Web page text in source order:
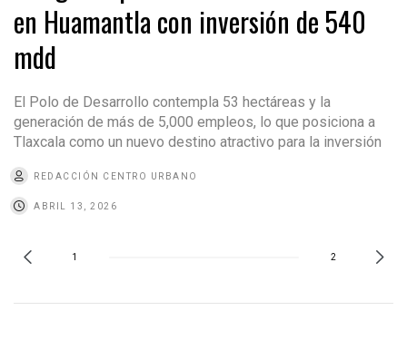
en Huamantla con inversión de 540
mdd
El Polo de Desarrollo contempla 53 hectáreas y la
generación de más de 5,000 empleos, lo que posiciona a
Tlaxcala como un nuevo destino atractivo para la inversión
REDACCIÓN CENTRO URBANO
ABRIL 13, 2026
1 2